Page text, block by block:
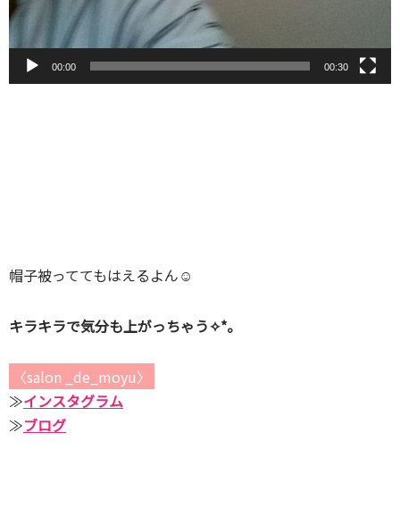
00:00 00:30
帽子被っててもはえるよん☺
キラキラで気分も上がっちゃう✧*。
〈salon _de_moyu〉
≫インスタグラム
≫ブログ